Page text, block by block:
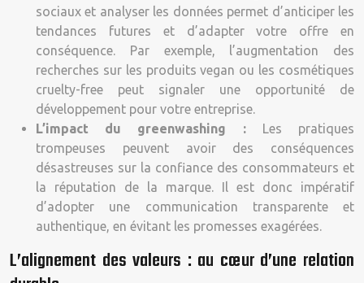
sociaux et analyser les données permet d’anticiper les
tendances futures et d’adapter votre offre en
conséquence. Par exemple, l’augmentation des
recherches sur les produits vegan ou les cosmétiques
cruelty-free peut signaler une opportunité de
développement pour votre entreprise.
L’impact du greenwashing : Les pratiques
trompeuses peuvent avoir des conséquences
désastreuses sur la confiance des consommateurs et
la réputation de la marque. Il est donc impératif
d’adopter une communication transparente et
authentique, en évitant les promesses exagérées.
L’alignement des valeurs : au cœur d’une relation